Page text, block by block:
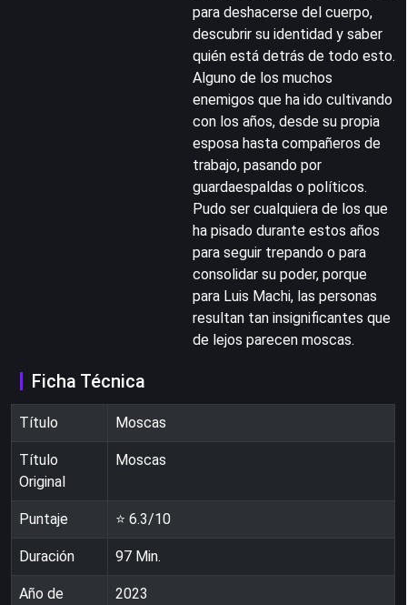
para deshacerse del cuerpo,
descubrir su identidad y saber
quién está detrás de todo esto.
Alguno de los muchos
enemigos que ha ido cultivando
con los años, desde su propia
esposa hasta compañeros de
trabajo, pasando por
guardaespaldas o políticos.
Pudo ser cualquiera de los que
ha pisado durante estos años
para seguir trepando o para
consolidar su poder, porque
para Luis Machi, las personas
resultan tan insignificantes que
de lejos parecen moscas.
Ficha Técnica
Título Moscas
Título
Original
Moscas
Puntaje ⭐ 6.3/10
Duración 97 Min.
Año de
2023